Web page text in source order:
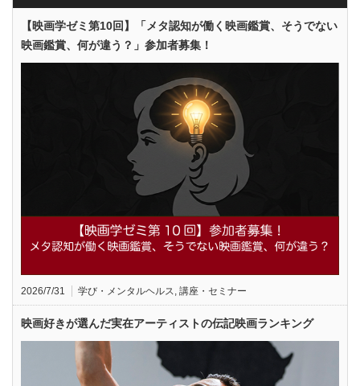
【映画学ゼミ第10回】「メタ認知が働く映画鑑賞、そうでない
映画鑑賞、何が違う？」参加者募集！
2026/7/31 学び・メンタルヘルス, 講座・セミナー
映画好きが選んだ実在アーティストの伝記映画ランキング